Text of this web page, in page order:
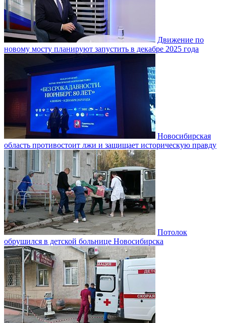
Движение по
новому мосту планируют запустить в декабре 2025 года
Новосибирская
область противостоит лжи и защищает историческую правду
Потолок
обрушился в детской больнице Новосибирска